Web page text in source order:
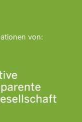
von: